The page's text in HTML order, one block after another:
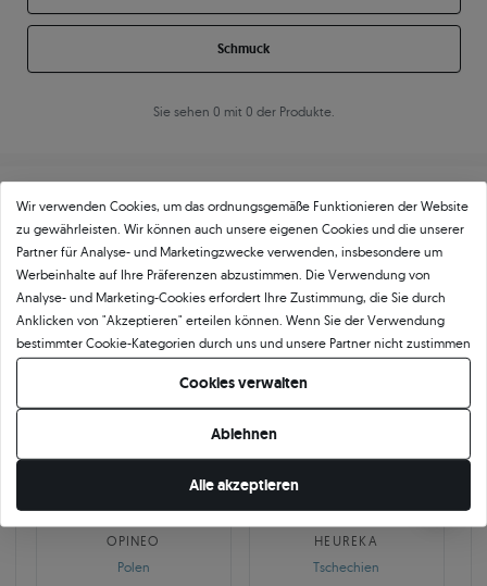
Schmuck
Sie sehen 0 mit 0 der Produkte.
Über11 4845★-Bewertungen in ganz
Europa
GEPRÜFTE BEWERTUNGEN UNSERER KUNDEN
10 468
OPINEO
Polen
252
HEUREKA
Tschechien
Wir verwenden Cookies, um das ordnungsgemäße Funktionieren der Website
zu gewährleisten. Wir können auch unsere eigenen Cookies und die unserer
Partner für Analyse- und Marketingzwecke verwenden, insbesondere um
Werbeinhalte auf Ihre Präferenzen abzustimmen. Die Verwendung von
Analyse- und Marketing-Cookies erfordert Ihre Zustimmung, die Sie durch
Anklicken von "Akzeptieren" erteilen können. Wenn Sie der Verwendung
bestimmter Cookie-Kategorien durch uns und unsere Partner nicht zustimmen
möchten, klicken Sie auf "Lassen Sie mich wählen" und bestimmen Sie Ihre
Präferenzen. Sie können Ihre Zustimmung jederzeit widerrufen, indem Sie
Ihre Cookie-Einstellungen ändern.
Cookies verwalten
Ablehnen
Alle akzeptieren